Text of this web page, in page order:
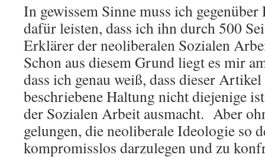
In gewissem Sinne muss ich
dafür leisten, dass ich ihn durch 500
Erklärer der neoliberalen Sozialen
Schon aus diesem Grund liegt es mir
dass ich genau weiß, dass dieser
beschriebene Haltung nicht diejenige
der Sozialen Arbeit ausmacht. Aber
gelungen, die neoliberale Ideologie so
kompromisslos darzulegen und zu